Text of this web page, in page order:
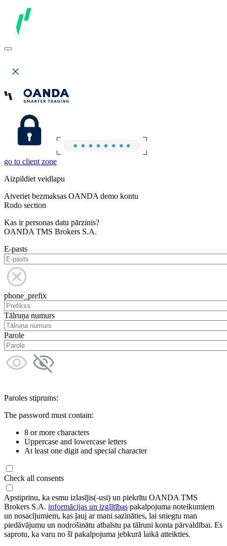
go to client zone
Aizpildiet veidlapu
Atveriet bezmaksas OANDA demo kontu
Rodo section
Kas ir personas datu pārzinis?
OANDA TMS Brokers S.A.
E-pasts
phone_prefix
Tālruņa numurs
Parole
Paroles stiprums:
The password must contain:
8 or more characters
Uppercase and lowercase letters
At least one digit and special character
Check all consents
Apstiprinu, ka esmu izlasījis(-usi) un piekrītu OANDA TMS
Brokers S.A. informācijas un izglītības pakalpojuma noteikumiem
un nosacījumiem, kas ļauj ar mani sazināties, lai sniegtu man
piedāvājumu un nodrošinātu atbalstu pa tālruni konta pārvaldībai. Es
saprotu, ka varu no šī pakalpojuma jebkurā laikā atteikties.